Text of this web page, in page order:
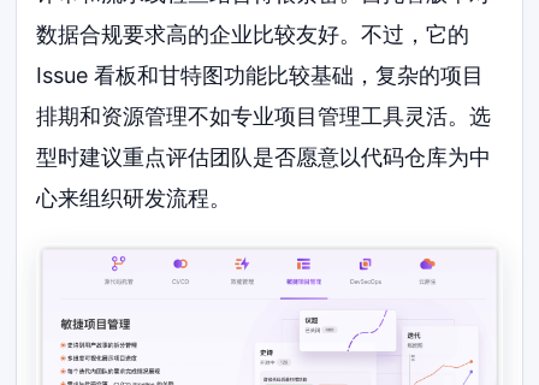
数据合规要求高的企业比较友好。不过，它的
Issue 看板和甘特图功能比较基础，复杂的项目
排期和资源管理不如专业项目管理工具灵活。选
型时建议重点评估团队是否愿意以代码仓库为中
心来组织研发流程。